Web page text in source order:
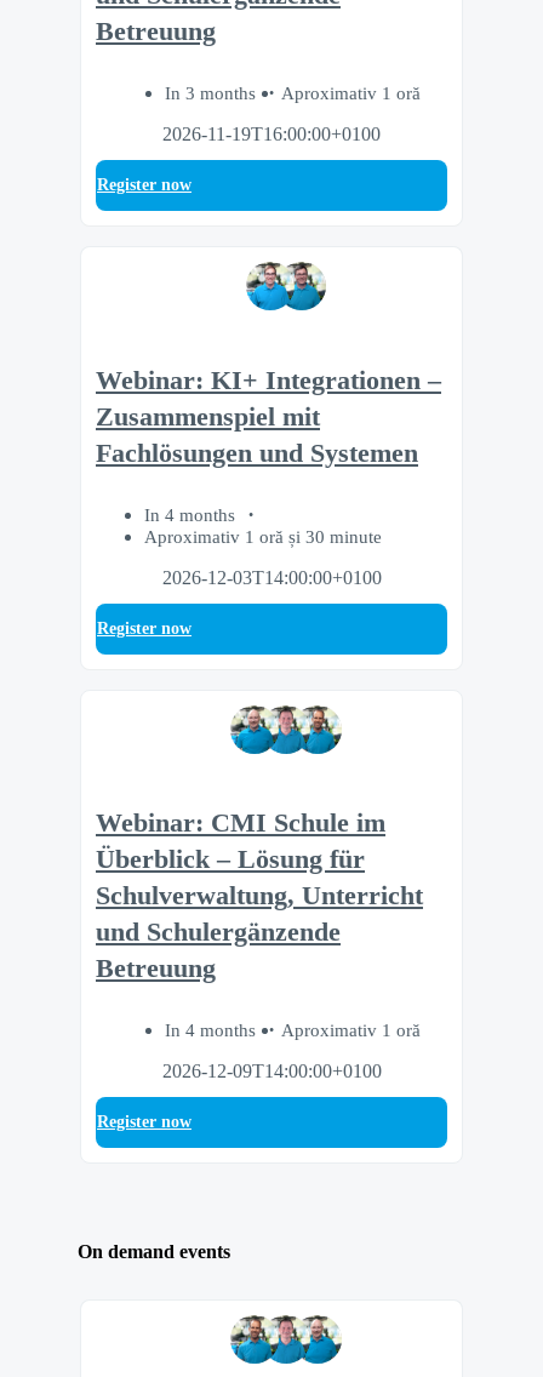
Betreuung
In 3 months
Aproximativ 1 oră
2026-11-19T16:00:00+0100
Register now
Webinar: KI+ Integrationen –
Zusammenspiel mit
Fachlösungen und Systemen
In 4 months
Aproximativ 1 oră și 30 minute
2026-12-03T14:00:00+0100
Register now
Webinar: CMI Schule im
Überblick – Lösung für
Schulverwaltung, Unterricht
und Schulergänzende
Betreuung
In 4 months
Aproximativ 1 oră
2026-12-09T14:00:00+0100
Register now
On demand events